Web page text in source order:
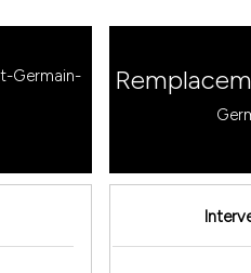
Germain-